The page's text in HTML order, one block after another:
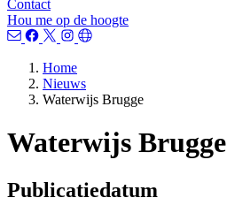
Contact
Hou me op de hoogte
Home
Nieuws
Waterwijs Brugge
Waterwijs Brugge
Publicatiedatum